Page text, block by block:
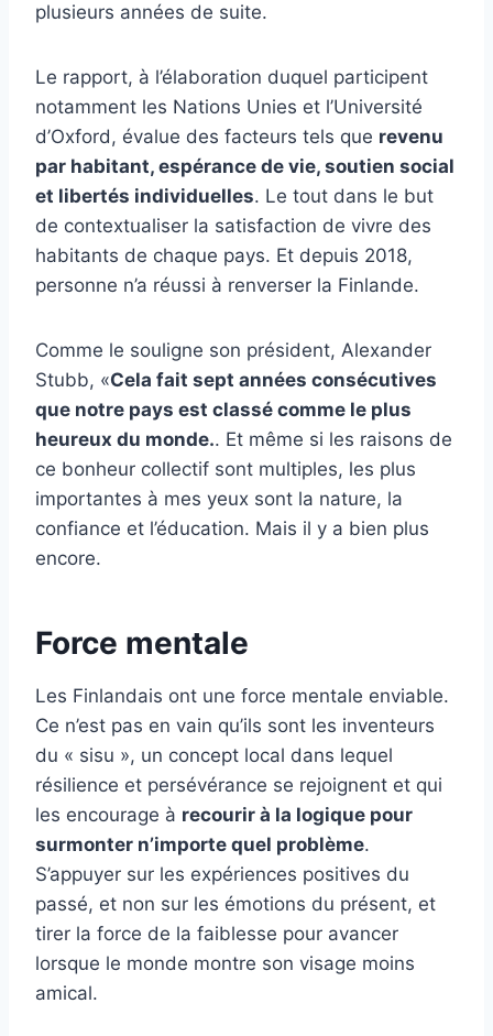
plusieurs années de suite.
Le rapport, à l’élaboration duquel participent
notamment les Nations Unies et l’Université
d’Oxford, évalue des facteurs tels que revenu
par habitant, espérance de vie, soutien social
et libertés individuelles. Le tout dans le but
de contextualiser la satisfaction de vivre des
habitants de chaque pays. Et depuis 2018,
personne n’a réussi à renverser la Finlande.
Comme le souligne son président, Alexander
Stubb, «Cela fait sept années consécutives
que notre pays est classé comme le plus
heureux du monde.. Et même si les raisons de
ce bonheur collectif sont multiples, les plus
importantes à mes yeux sont la nature, la
confiance et l’éducation. Mais il y a bien plus
encore.
Force mentale
Les Finlandais ont une force mentale enviable.
Ce n’est pas en vain qu’ils sont les inventeurs
du « sisu », un concept local dans lequel
résilience et persévérance se rejoignent et qui
les encourage à recourir à la logique pour
surmonter n’importe quel problème.
S’appuyer sur les expériences positives du
passé, et non sur les émotions du présent, et
tirer la force de la faiblesse pour avancer
lorsque le monde montre son visage moins
amical.